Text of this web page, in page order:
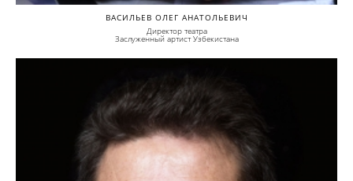
ВАСИЛЬЕВ ОЛЕГ АНАТОЛЬЕВИЧ
Директор театра
Заслуженный артист Узбекистана